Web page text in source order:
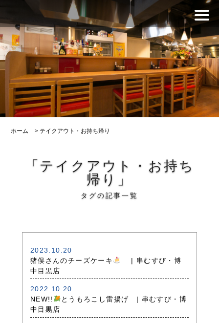
ホーム >テイクアウト・お持ち帰り
「テイクアウト・お持ち
帰り」
タグの記事一覧
2023.10.20
猪俣さんのチーズケーキ
| 串むすび・博
中目黒店
2022.10.20
NEW!!
とうもろこし雷揚げ | 串むすび・博
中目黒店